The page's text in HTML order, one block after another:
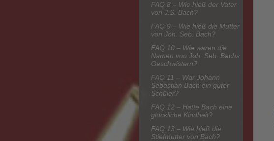
FAQ 8 – Wie hieß der Vater
von J.S. Bach?
FAQ 9 – Wie hieß die Mutter
von Joh. Seb. Bach?
FAQ 10 – Wie waren die
Namen von Joh. Seb. Bachs
Geschwistern?
FAQ 11 – War Johann
Sebastian Bach ein guter
Schüler?
FAQ 12 – Hatte Bach eine
glückliche Kindheit?
FAQ 13 – Wie hieß die
Stiefmutter von Bach?